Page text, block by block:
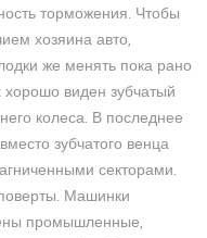
торможения. Чтобы
хозяина авто,
же менять пока рано
виден зубчатый
колеса. В последнее
зубчатого венца
секторами.
Машинки
промышленные,